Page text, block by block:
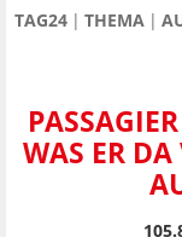
TAG24 THEMA
WAS ER